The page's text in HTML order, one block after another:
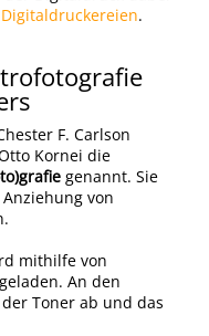
Digitaldruckereien.
F. Carlson
Kornei die
genannt. Sie
von
mithilfe von
An den
Toner ab und das